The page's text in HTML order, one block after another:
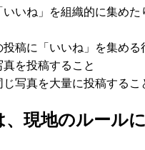
いね」を組織的に集め
稿に「いいね」を集める
を投稿すること
写真を大量に投稿するこ
現地のルール